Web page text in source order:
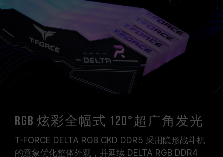
RGB 炫彩全幅式 120°超广角发光
T-FORCE DELTA RGB CKD DDR5 采用隐形战斗机
的意象优化整体外观，并延续 DELTA RGB DDR4